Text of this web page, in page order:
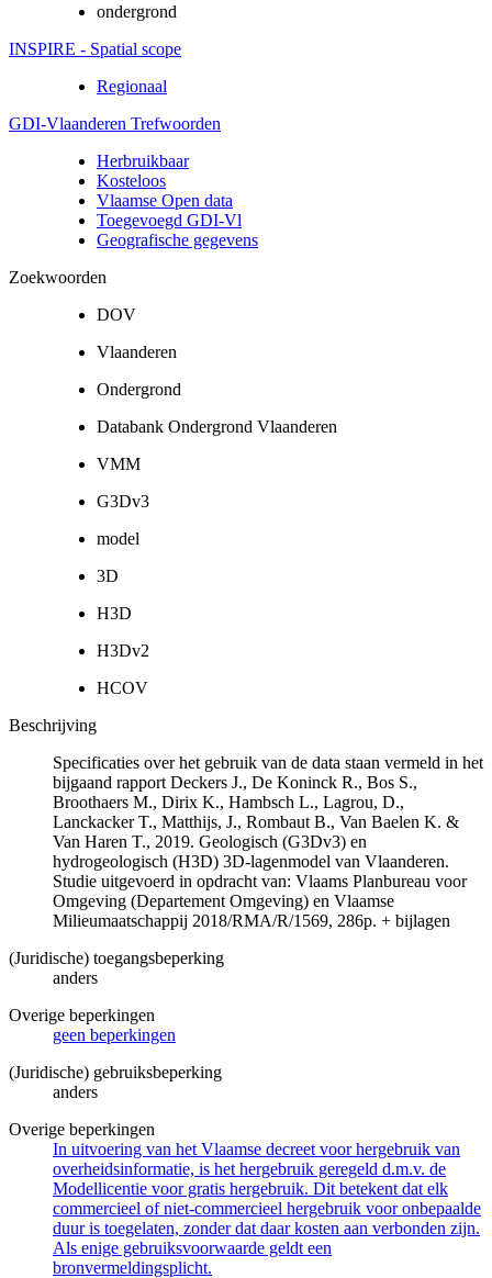
ondergrond
INSPIRE - Spatial scope
Regionaal
GDI-Vlaanderen Trefwoorden
Herbruikbaar
Kosteloos
Vlaamse Open data
Toegevoegd GDI-Vl
Geografische gegevens
Zoekwoorden
DOV
Vlaanderen
Ondergrond
Databank Ondergrond Vlaanderen
VMM
G3Dv3
model
3D
H3D
H3Dv2
HCOV
Beschrijving
Specificaties over het gebruik van de data staan vermeld in het
bijgaand rapport Deckers J., De Koninck R., Bos S.,
Broothaers M., Dirix K., Hambsch L., Lagrou, D.,
Lanckacker T., Matthijs, J., Rombaut B., Van Baelen K. &
Van Haren T., 2019. Geologisch (G3Dv3) en
hydrogeologisch (H3D) 3D-lagenmodel van Vlaanderen.
Studie uitgevoerd in opdracht van: Vlaams Planbureau voor
Omgeving (Departement Omgeving) en Vlaamse
Milieumaatschappij 2018/RMA/R/1569, 286p. + bijlagen
(Juridische) toegangsbeperking
anders
Overige beperkingen
geen beperkingen
(Juridische) gebruiksbeperking
anders
Overige beperkingen
In uitvoering van het Vlaamse decreet voor hergebruik van
overheidsinformatie, is het hergebruik geregeld d.m.v. de
Modellicentie voor gratis hergebruik. Dit betekent dat elk
commercieel of niet-commercieel hergebruik voor onbepaalde
duur is toegelaten, zonder dat daar kosten aan verbonden zijn.
Als enige gebruiksvoorwaarde geldt een
bronvermeldingsplicht.